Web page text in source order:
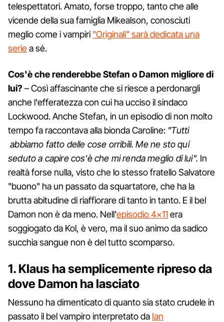
telespettatori. Amato, forse troppo, tanto che alle
vicende della sua famiglia Mikealson, conosciuti
meglio come i vampiri "Originali" sarà dedicata una
seriea sé.
Cos'è che renderebbe Stefan o Damon migliore di
lui? – Così affascinante che si riesce a perdonargli
anche l'efferatezza con cui ha ucciso il sindaco
Lockwood. Anche Stefan, in un episodio di non molto
tempo fa raccontava alla bionda Caroline: "Tutti
abbiamo fatto delle cose orribili. Me ne sto qui
seduto a capire cos'è che mi renda meglio di lui". In
realtà forse nulla, visto che lo stesso fratello Salvatore
"buono" ha un passato da squartatore, che ha la
brutta abitudine di riaffiorare di tanto in tanto. E il bel
Damon non è da meno. Nell'episodio 4×11era
soggiogato da Kol, è vero, ma il suo animo da sadico
succhia sangue non è del tutto scomparso.
1. Klaus ha semplicemente ripreso da
dove Damon ha lasciato
Nessuno ha dimenticato di quanto sia stato crudele in
passato il bel vampiro interpretato da Ian